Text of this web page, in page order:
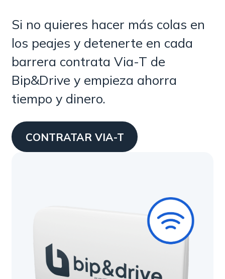
Si no quieres hacer más colas en
los peajes y detenerte en cada
barrera contrata Via-T de
Bip&Drive y empieza ahorra
tiempo y dinero.
CONTRATAR VIA-T